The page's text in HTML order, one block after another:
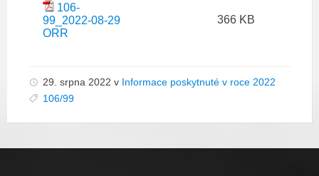
106-
99_2022-08-29
ORR
366 KB
29. srpna 2022 v Informace poskytnuté v roce 2022
106/99